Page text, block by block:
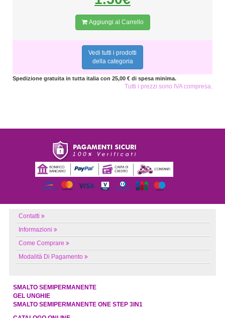
Aggiungi al Carrello
Vedi tutti i prodotti
della categoria
Spedizione gratuita in tutta italia con 25,00 € di spesa minima.
Tutti i prezzi sono IVA compresa.
Contatti
Informazioni
Come Comprare
Modalità Di Pagamento
SMALTO SEMIPERMANENTE
GEL UNGHIE
SMALTO SEMIPERMANENTE ONE STEP 3IN1